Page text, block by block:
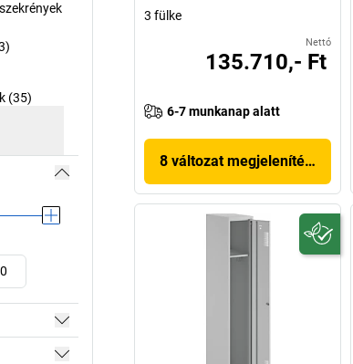
(35)
3 fülke
Nettó
135.710,- Ft
6-7 munkanap alatt
8 változat megjelenítése